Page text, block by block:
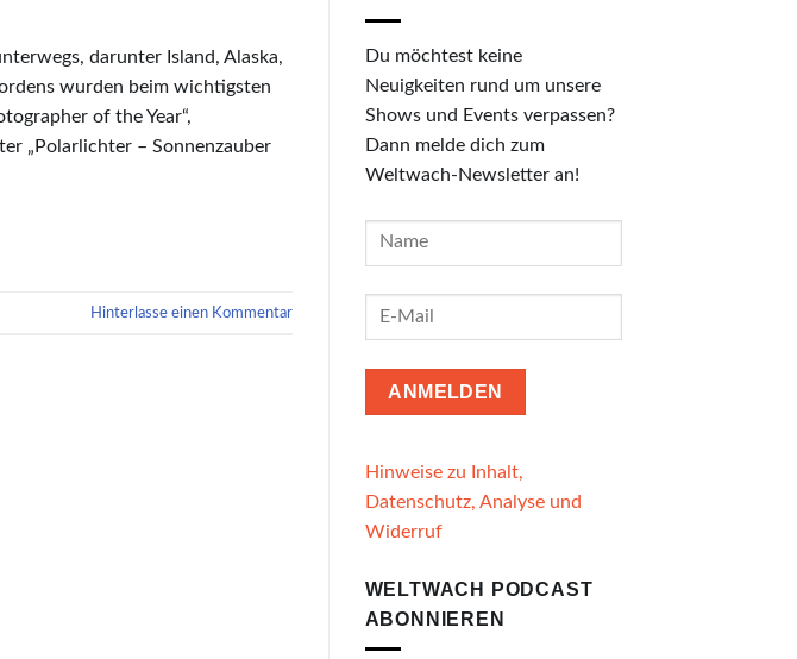
darunter Island, Alaska,
wurden beim wichtigsten
of the Year“,
„Polarlichter – Sonnenzauber
Hinterlasse einen Kommentar
Du möchtest keine
Neuigkeiten rund um unsere
Shows und Events verpassen?
Dann melde dich zum
Weltwach-Newsletter an!
Hinweise zu Inhalt,
Datenschutz, Analyse und
Widerruf
WELTWACH PODCAST
ABONNIEREN